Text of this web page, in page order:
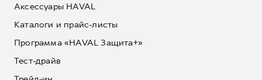
Аксессуары HAVAL
Каталоги и прайс-листы
Программа «HAVAL Защита+»
Тест-драйв